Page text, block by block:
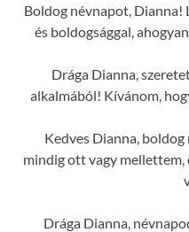
Boldog névnapot, Dianna!
és boldogsággal,
Drága Dianna,
alkalmából! Kívánom,
Kedves Dianna,
mindig ott vagy mellettem,
Drága Dianna,